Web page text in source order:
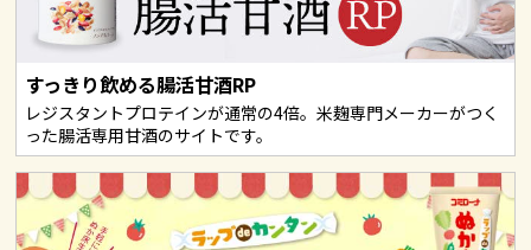
すっきり飲める腸活甘酒RP
レジスタントプロテインが通常の4倍。米麹専門メーカーがつく
った腸活専用甘酒のサイトです。